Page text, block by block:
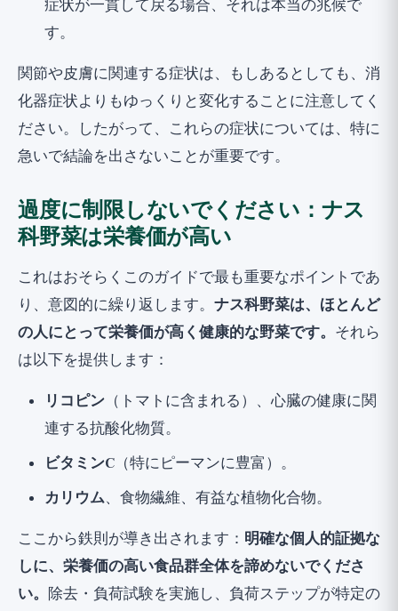
症状が一貫して戻る場合、それは本当の兆候で
す。
関節や皮膚に関連する症状は、もしあるとしても、消
化器症状よりもゆっくりと変化することに注意してく
ださい。したがって、これらの症状については、特に
急いで結論を出さないことが重要です。
過度に制限しないでください：ナス
科野菜は栄養価が高い
これはおそらくこのガイドで最も重要なポイントであ
り、意図的に繰り返します。 ナス科野菜は、ほとんど
の人にとって栄養価が高く健康的な野菜です。 それら
は以下を提供します：
リコピン （トマトに含まれる）、心臓の健康に関
連する抗酸化物質。
ビタミンC （特にピーマンに豊富）。
カリウム、食物繊維、有益な植物化合物。
ここから鉄則が導き出されます： 明確な個人的証拠な
しに、栄養価の高い食品群全体を諦めないでくださ
い。 除去・負荷試験を実施し、負荷ステップが特定の